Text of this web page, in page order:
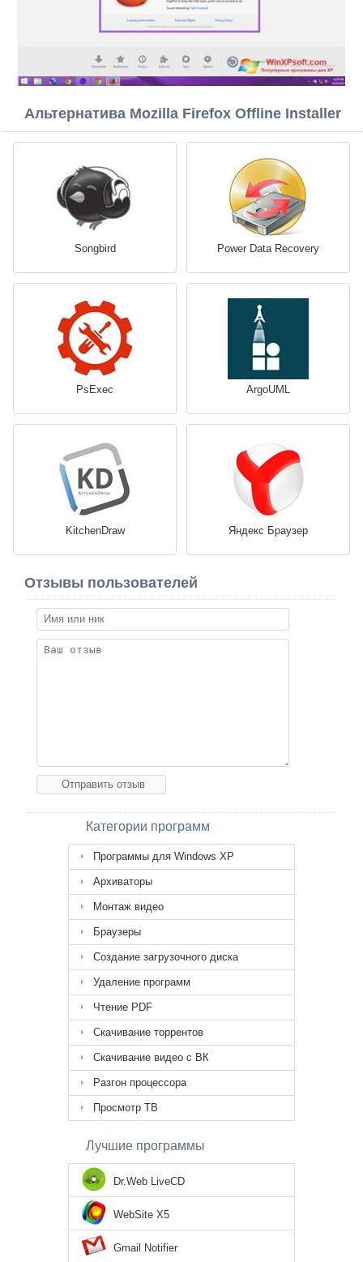
Альтернатива Mozilla Firefox Offline Installer
Songbird Power Data Recovery
PsExec ArgoUML
KitchenDraw Яндекс Браузер
Отзывы пользователей
Категории программ
Программы для Windows XP
Архиваторы
Монтаж видео
Браузеры
Создание загрузочного диска
Удаление программ
Чтение PDF
Скачивание торрентов
Скачивание видео с ВК
Разгон процессора
Просмотр ТВ
Лучшие программы
Dr.Web LiveCD
WebSite X5
Gmail Notifier